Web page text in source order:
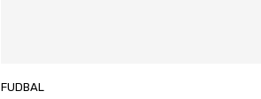
FUDBAL